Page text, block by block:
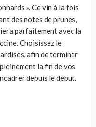
». Ce vin à la fois
des notes de prunes,
parfaitement avec la
Choisissez le
afin de terminer
la fin de vos
depuis le début.